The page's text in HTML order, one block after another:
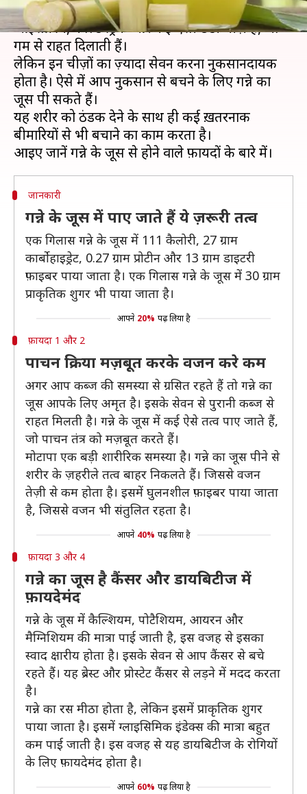
गर्मी में लोग ठंडी चीज़ें खाना-पीना पसंद करते हैं।
आइसक्रीम, कोल्ड ड्रिंक और कई ऐसी ठंडी चीज़ें हैं, जो
गर्मी से राहत दिलाती हैं।
लेकिन इन चीज़ों का ज़्यादा सेवन करना नुकसानदायक
होता है। ऐसे में आप नुकसान से बचने के लिए गन्ने का
जूस पी सकते हैं।
यह शरीर को ठंडक देने के साथ ही कई ख़तरनाक
बीमारियों से भी बचाने का काम करता है।
जानकारी
गन्ने के जूस में पाए जाते हैं ये ज़रूरी तत्व
एक गिलास गन्ने के जूस में 111 कैलोरी, 27 ग्राम
कार्बोहाइड्रेट, 0.27 ग्राम प्रोटीन और 13 ग्राम डाइटरी
फ़ाइबर पाया जाता है। एक गिलास गन्ने के जूस में 30 ग्राम
प्राकृतिक शुगर भी पाया जाता है।
आपने 20% पढ़ लिया है
फ़ायदा 1 और 2
पाचन क्रिया मज़बूत करके वजन करे कम
अगर आप कब्ज की समस्या से ग्रसित रहते हैं तो गन्ने का
जूस आपके लिए अमृत है। इसके सेवन से पुरानी कब्ज से
राहत मिलती है। गन्ने के जूस में कई ऐसे तत्व पाए जाते हैं,
जो पाचन तंत्र को मज़बूत करते हैं।
मोटापा एक बड़ी शारीरिक समस्या है। गन्ने का जूस पीने से
शरीर के ज़हरीले तत्व बाहर निकलते हैं। जिससे वजन
तेज़ी से कम होता है। इसमें घुलनशील फ़ाइबर पाया जाता
है, जिससे वजन भी संतुलित रहता है।
आपने 40% पढ़ लिया है
फ़ायदा 3 और 4
गन्ने का जूस है कैंसर और डायबिटीज में
फ़ायदेमंद
गन्ने के जूस में कैल्शियम, पोटैशियम, आयरन और
मैग्निशियम की मात्रा पाई जाती है, इस वजह से इसका
स्वाद क्षारीय होता है। इसके सेवन से आप कैंसर से बचे
रहते हैं। यह ब्रेस्ट और प्रोस्टेट कैंसर से लड़ने में मदद करता
है।
गन्ने का रस मीठा होता है, लेकिन इसमें प्राकृतिक शुगर
पाया जाता है। इसमें ग्लाइसिमिक इंडेक्स की मात्रा बहुत
कम पाई जाती है। इस वजह से यह डायबिटीज के रोगियों
के लिए फ़ायदेमंद होता है।
आपने 60% पढ़ लिया है